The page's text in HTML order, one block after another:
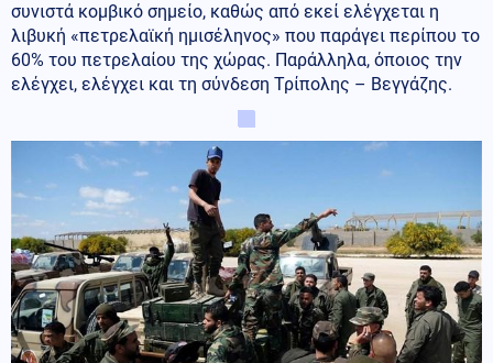
συνιστά κομβικό σημείο, καθώς από εκεί ελέγχεται η
λιβυκή «πετρελαϊκή ημισέληνος» που παράγει περίπου το
60% του πετρελαίου της χώρας. Παράλληλα, όποιος την
ελέγχει, ελέγχει και τη σύνδεση Τρίπολης – Βεγγάζης.